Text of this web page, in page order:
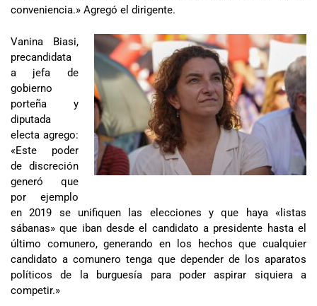
conveniencia.» Agregó el dirigente.
Vanina Biasi,
precandidata
a jefa de
gobierno
porteña y
diputada
electa agrego:
«Este poder
de discreción
generó que
por ejemplo
en 2019 se unifiquen las elecciones y que haya «listas
sábanas» que iban desde el candidato a presidente hasta el
último comunero, generando en los hechos que cualquier
candidato a comunero tenga que depender de los aparatos
políticos de la burguesía para poder aspirar siquiera a
competir.»